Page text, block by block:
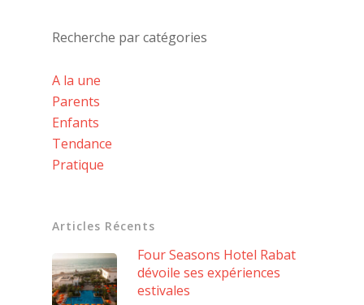
Recherche par catégories
A la une
Parents
Enfants
Tendance
Pratique
Articles Récents
Four Seasons Hotel Rabat
dévoile ses expériences
estivales